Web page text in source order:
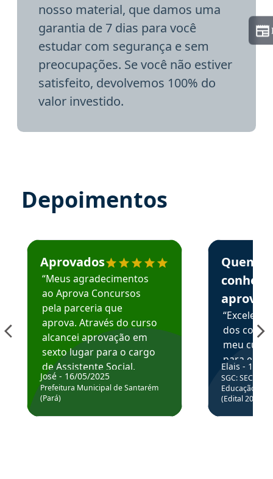
nosso material, que damos uma
garantia de 7 dias para você
estudar com segurança e sem
preocupações. Se você não estiver
satisfeito, devolvemos 100% do
valor investido.
Depoimentos
Estudante José recomenda o Aprova Concursos em
Aprovados
“Meus agradecimentos
ao Aprova Concursos
pela parceria que
aprova. Através do curso
alcancei aprovação em
sexto lugar para o cargo
de Assistente Social.
Hoje estou atuando na
Prefeitura de Santarém.
José - 16/05/2025
Prefeitura Municipal de Santarém
(Pará)
Estudante
Quem
aprova
dos
meu
para
colocar
através
de
Elais - 15/
SGC: SEC BA
Educação
(Edital